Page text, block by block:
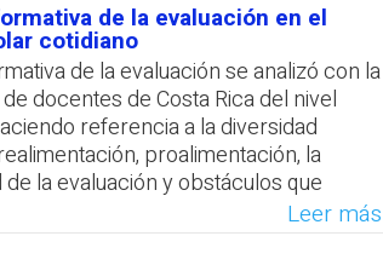
de la evaluación en el
cotidiano
de la evaluación se analizó con la
‎docentes de Costa Rica del nivel
referencia a la ‎diversidad
proalimentación, la
la ‎evaluación y obstáculos que
Se concluye que los
evidenciaron claridad en cuanto a la
Leer más